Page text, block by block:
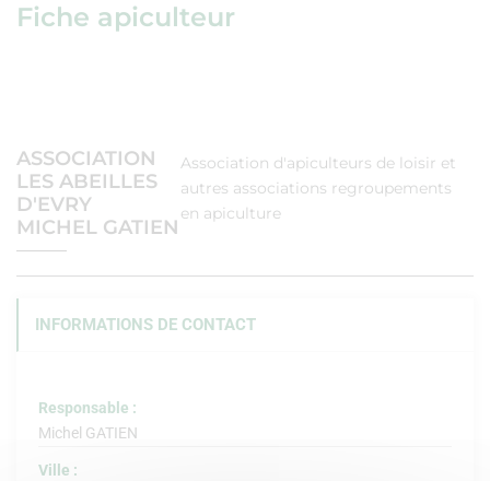
Fiche apiculteur
ASSOCIATION
LES ABEILLES
D'EVRY
MICHEL GATIEN
Association d'apiculteurs de loisir et
autres associations regroupements
en apiculture
INFORMATIONS DE CONTACT
Responsable :
Michel GATIEN
Ville :